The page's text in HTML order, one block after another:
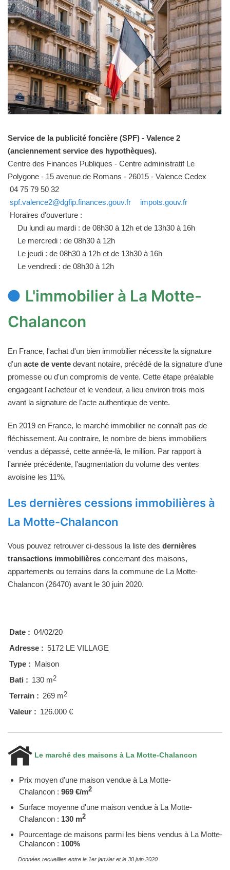
Service de la publicité foncière (SPF) - Valence 2
(anciennement service des hypothèques).
Centre des Finances Publiques - Centre administratif Le
Polygone - 15 avenue de Romans - 26015 - Valence Cedex
04 75 79 50 32
spf.valence2@dgfip.finances.gouv.fr
impots.gouv.fr
Horaires d'ouverture :
Du lundi au mardi : de 08h30 à 12h et de 13h30 à 16h
Le mercredi : de 08h30 à 12h
Le jeudi : de 08h30 à 12h et de 13h30 à 16h
Le vendredi : de 08h30 à 12h
L'immobilier à La Motte-
Chalancon
En France, l'achat d'un bien immobilier nécessite la signature
d'un acte de vente devant notaire, précédé de la signature d'une
promesse ou d'un compromis de vente. Cette étape préalable
engageant l'acheteur et le vendeur, a lieu environ trois mois
avant la signature de l'acte authentique de vente.
En 2019 en France, le marché immobilier ne connaît pas de
fléchissement. Au contraire, le nombre de biens immobiliers
vendus a dépassé, cette année-là, le million. Par rapport à
l'année précédente, l'augmentation du volume des ventes
avoisine les 11%.
Les dernières cessions immobilières à
La Motte-Chalancon
Vous pouvez retrouver ci-dessous la liste des dernières
transactions immobilières concernant des maisons,
appartements ou terrains dans la commune de La Motte-
Chalancon (26470) avant le 30 juin 2020.
Date : 04/02/20
Adresse : 5172 LE VILLAGE
Type : Maison
Bati : 130 m2
Terrain : 269 m2
Valeur : 126.000 €
Le marché des maisons à La Motte-Chalancon
Prix moyen d'une maison vendue à La Motte-
Chalancon : 969 €/m2
Surface moyenne d'une maison vendue à La Motte-
Chalancon : 130 m2
Pourcentage de maisons parmi les biens vendus à La Motte-
Chalancon : 100%
Données recueillies entre le 1er janvier et le 30 juin 2020